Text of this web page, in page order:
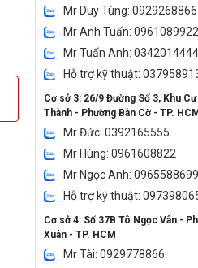
Mr Duy Tùng: 0929268866
Mr Anh Tuấn: 0961089922
Mr Tuấn Anh: 0342014444
Hỗ trợ kỹ thuật:
Cơ sở 3: 26/9 Đường Số 3, Khu
Thành - Phường Bàn Cờ - TP. HCM
Mr Đức: 0392165555
Mr Hùng: 0961608822
Mr Ngọc Anh: 0965588699
Hỗ trợ kỹ thuật:
Cơ sở 4: Số 37B Tô Ngọc Vân -
Xuân - TP. HCM
Mr Tài: 0929778866